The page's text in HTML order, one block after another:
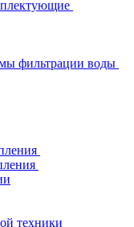
фильтрации воды
техники